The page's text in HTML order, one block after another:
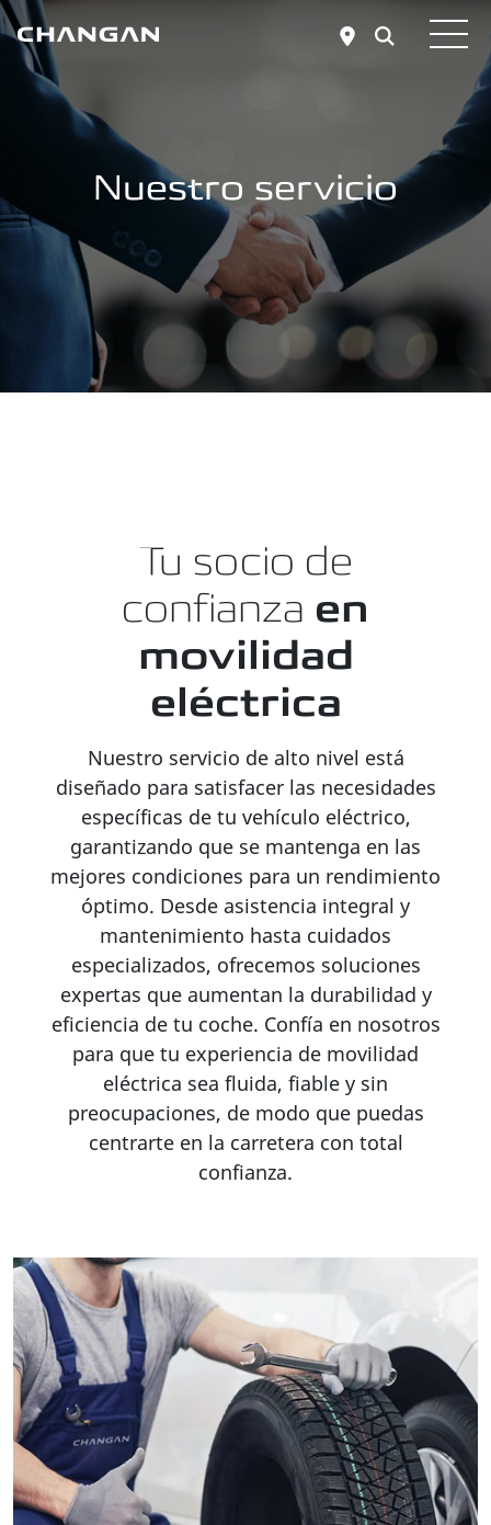
Skip to main content
Nuestro servicio
Tu socio de
confianza en
movilidad
eléctrica
Nuestro servicio de alto nivel está
diseñado para satisfacer las necesidades
específicas de tu vehículo eléctrico,
garantizando que se mantenga en las
mejores condiciones para un rendimiento
óptimo. Desde asistencia integral y
mantenimiento hasta cuidados
especializados, ofrecemos soluciones
expertas que aumentan la durabilidad y
eficiencia de tu coche. Confía en nosotros
para que tu experiencia de movilidad
eléctrica sea fluida, fiable y sin
preocupaciones, de modo que puedas
centrarte en la carretera con total
confianza.